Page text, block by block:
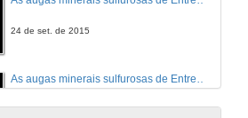
24 de set. de 2015
As augas minerais sulfurosas de Entre-os-Rios(Noroeste de Portugal): Unha apreciación hidroxeoquímica. Rolda de preguntas
24 de set. de 2015